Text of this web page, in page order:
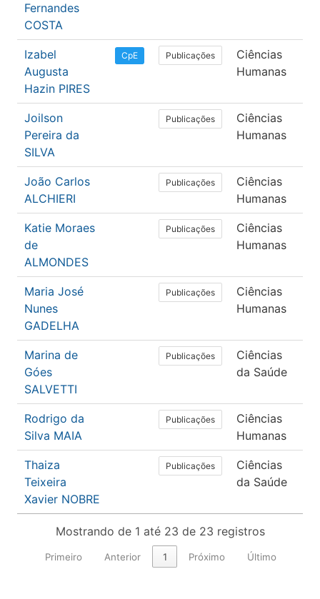
Fernandes
COSTA
Izabel
Augusta
Hazin PIRES
CpE Publicações
Ciências
Humanas
Joilson
Pereira da
SILVA
Publicações
Ciências
Humanas
João Carlos
ALCHIERI
Publicações
Ciências
Humanas
Katie Moraes
de
ALMONDES
Publicações
Ciências
Humanas
Maria José
Nunes
GADELHA
Publicações
Ciências
Humanas
Marina de
Góes
SALVETTI
Publicações
Ciências
da Saúde
Rodrigo da
Silva MAIA
Publicações
Ciências
Humanas
Thaiza
Teixeira
Xavier NOBRE
Publicações
Ciências
da Saúde
Mostrando de 1 até 23 de 23 registros
Primeiro Anterior 1 Próximo Último